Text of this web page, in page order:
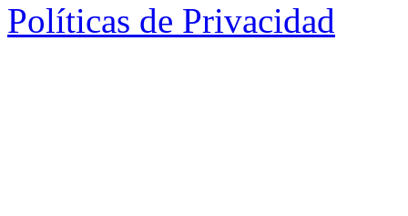
Políticas de Privacidad